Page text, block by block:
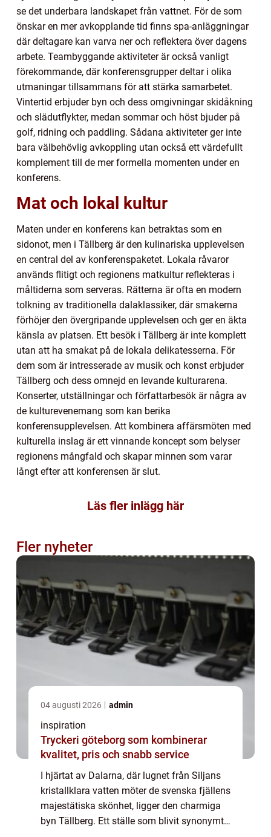
se det underbara landskapet från vattnet. För de som
önskar en mer avkopplande tid finns spa-anläggningar
där deltagare kan varva ner och reflektera över dagens
arbete. Teambyggande aktiviteter är också vanligt
förekommande, där konferensgrupper deltar i olika
utmaningar tillsammans för att stärka samarbetet.
Vintertid erbjuder byn och dess omgivningar skidåkning
och slädutflykter, medan sommar och höst bjuder på
golf, ridning och paddling. Sådana aktiviteter ger inte
bara välbehövlig avkoppling utan också ett värdefullt
komplement till de mer formella momenten under en
konferens.
Mat och lokal kultur
Maten under en konferens kan betraktas som en
sidonot, men i Tällberg är den kulinariska upplevelsen
en central del av konferenspaketet. Lokala råvaror
används flitigt och regionens matkultur reflekteras i
måltiderna som serveras. Rätterna är ofta en modern
tolkning av traditionella dalaklassiker, där smakerna
förhöjer den övergripande upplevelsen och ger en äkta
känsla av platsen. Ett besök i Tällberg är inte komplett
utan att ha smakat på de lokala delikatesserna. För
dem som är intresserade av musik och konst erbjuder
Tällberg och dess omnejd en levande kulturarena.
Konserter, utställningar och författarbesök är några av
de kulturevenemang som kan berika
konferensupplevelsen. Att kombinera affärsmöten med
kulturella inslag är ett vinnande koncept som belyser
regionens mångfald och skapar minnen som varar
långt efter att konferensen är slut.
Läs fler inlägg här
Fler nyheter
04 augusti 2026 admin
inspiration
Tryckeri göteborg som kombinerar
kvalitet, pris och snabb service
I hjärtat av Dalarna, där lugnet från Siljans
kristallklara vatten möter de svenska fjällens
majestätiska skönhet, ligger den charmiga
byn Tällberg. Ett ställe som blivit synonymt